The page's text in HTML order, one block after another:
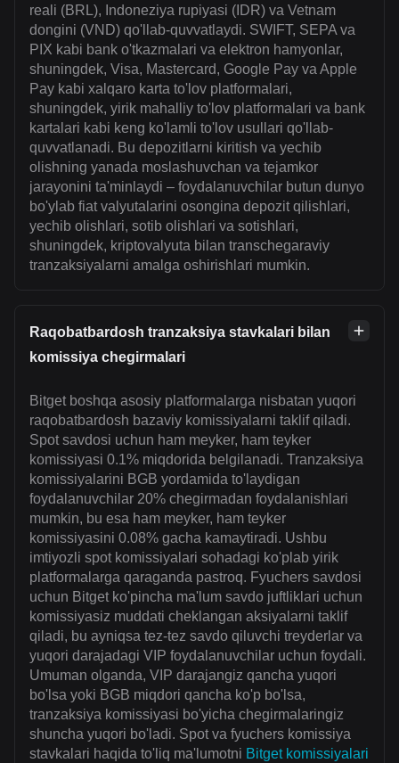
reali (BRL), Indoneziya rupiyasi (IDR) va Vetnam
dongini (VND) qo'llab-quvvatlaydi. SWIFT, SEPA va
PIX kabi bank o'tkazmalari va elektron hamyonlar,
shuningdek, Visa, Mastercard, Google Pay va Apple
Pay kabi xalqaro karta to'lov platformalari,
shuningdek, yirik mahalliy to'lov platformalari va bank
kartalari kabi keng ko'lamli to'lov usullari qo'llab-
quvvatlanadi. Bu depozitlarni kiritish va yechib
olishning yanada moslashuvchan va tejamkor
jarayonini ta'minlaydi – foydalanuvchilar butun dunyo
bo'ylab fiat valyutalarini osongina depozit qilishlari,
yechib olishlari, sotib olishlari va sotishlari,
shuningdek, kriptovalyuta bilan transchegaraviy
tranzaksiyalarni amalga oshirishlari mumkin.
Raqobatbardosh tranzaksiya stavkalari bilan
komissiya chegirmalari
Bitget boshqa asosiy platformalarga nisbatan yuqori
raqobatbardosh bazaviy komissiyalarni taklif qiladi.
Spot savdosi uchun ham meyker, ham teyker
komissiyasi 0.1% miqdorida belgilanadi. Tranzaksiya
komissiyalarini BGB yordamida to'laydigan
foydalanuvchilar 20% chegirmadan foydalanishlari
mumkin, bu esa ham meyker, ham teyker
komissiyasini 0.08% gacha kamaytiradi. Ushbu
imtiyozli spot komissiyalari sohadagi ko'plab yirik
platformalarga qaraganda pastroq. Fyuchers savdosi
uchun Bitget ko'pincha ma'lum savdo juftliklari uchun
komissiyasiz muddati cheklangan aksiyalarni taklif
qiladi, bu ayniqsa tez-tez savdo qiluvchi treyderlar va
yuqori darajadagi VIP foydalanuvchilar uchun foydali.
Umuman olganda, VIP darajangiz qancha yuqori
bo'lsa yoki BGB miqdori qancha ko'p bo'lsa,
tranzaksiya komissiyasi bo'yicha chegirmalaringiz
shuncha yuqori bo'ladi. Spot va fyuchers komissiya
stavkalari haqida to'liq ma'lumotni Bitget komissiyalari